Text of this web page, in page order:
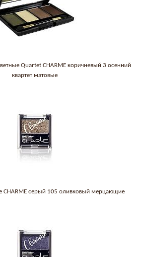
Quartet CHARME коричневый 3 осенний
квартет матовые
CHARME серый 105 оливковый мерцающие